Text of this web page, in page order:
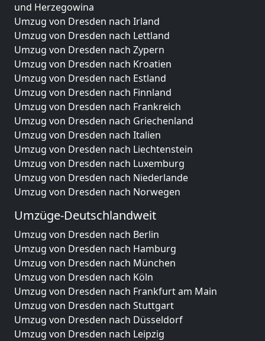
und Herzegowina
Umzug von Dresden nach Irland
Umzug von Dresden nach Lettland
Umzug von Dresden nach Zypern
Umzug von Dresden nach Kroatien
Umzug von Dresden nach Estland
Umzug von Dresden nach Finnland
Umzug von Dresden nach Frankreich
Umzug von Dresden nach Griechenland
Umzug von Dresden nach Italien
Umzug von Dresden nach Liechtenstein
Umzug von Dresden nach Luxemburg
Umzug von Dresden nach Niederlande
Umzug von Dresden nach Norwegen
Umzüge-Deutschlandweit
Umzug von Dresden nach Berlin
Umzug von Dresden nach Hamburg
Umzug von Dresden nach München
Umzug von Dresden nach Köln
Umzug von Dresden nach Frankfurt am Main
Umzug von Dresden nach Stuttgart
Umzug von Dresden nach Düsseldorf
Umzug von Dresden nach Leipzig